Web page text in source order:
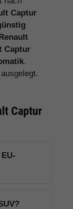
Captur
Captur
.
Captur